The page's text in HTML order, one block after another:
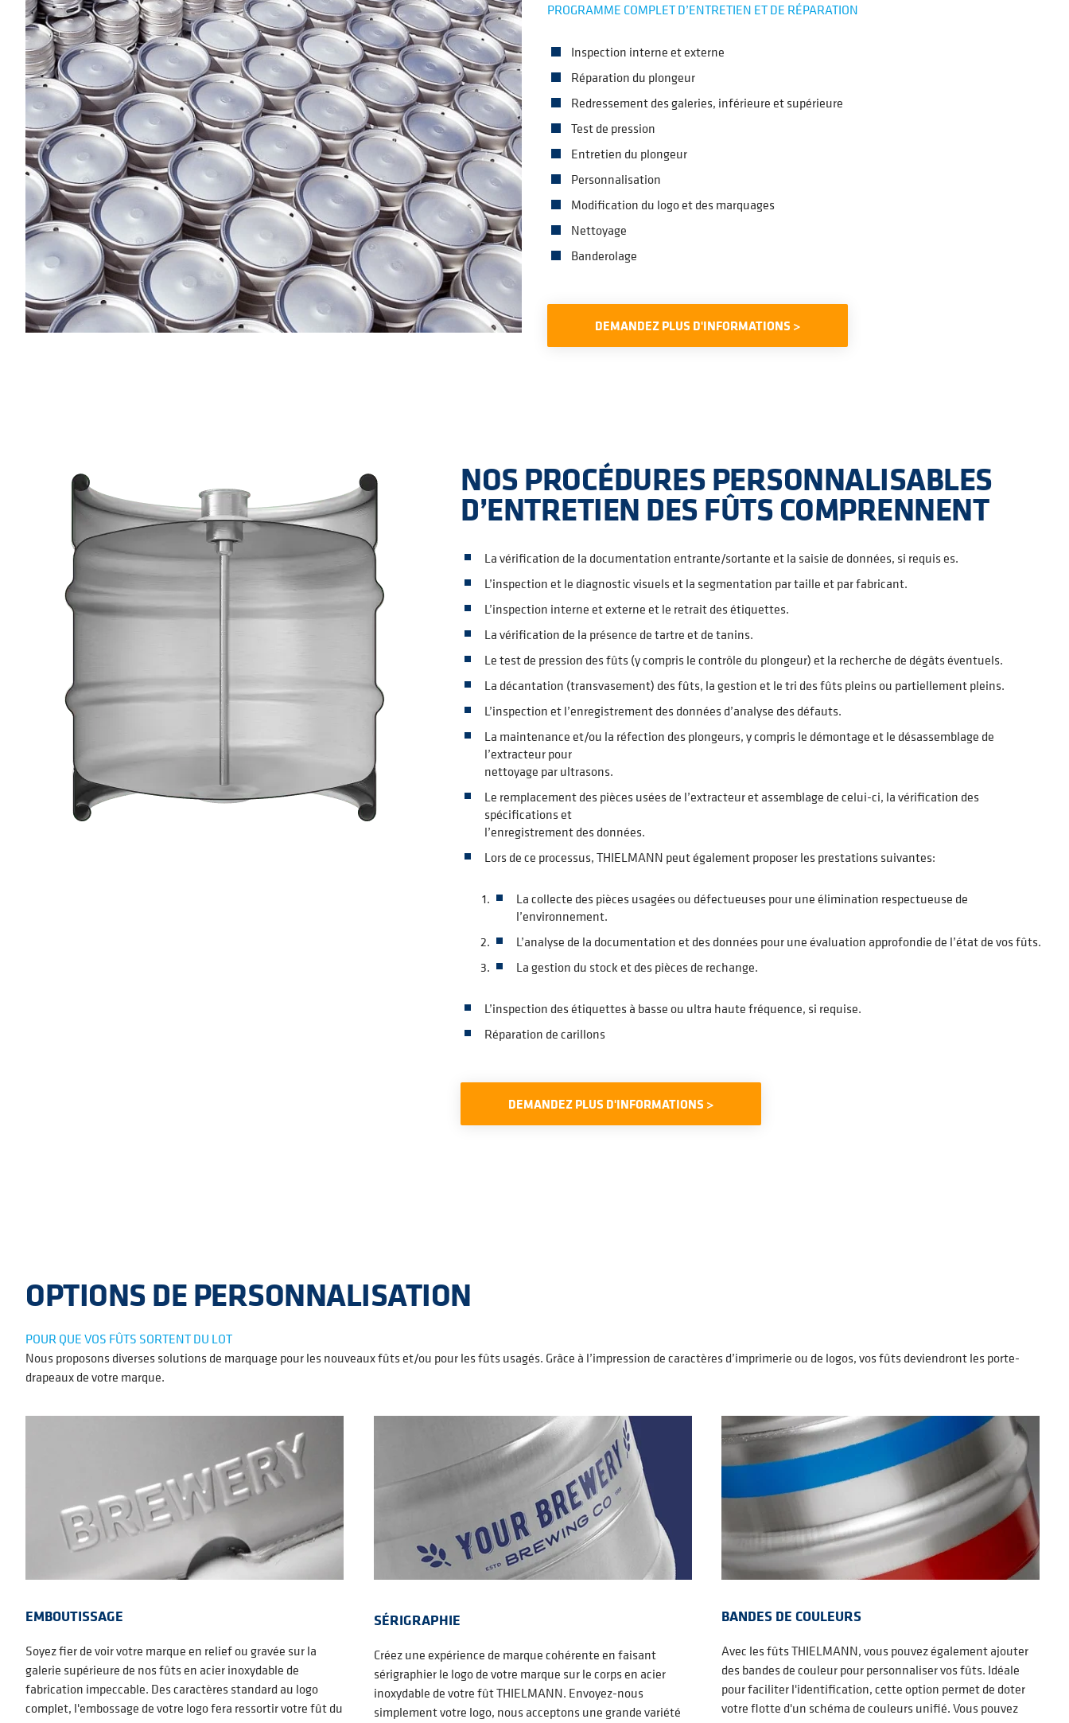
PROGRAMME COMPLET D’ENTRETIEN ET DE RÉPARATION
Inspection interne et externe
Réparation du plongeur
Redressement des galeries, inférieure et supérieure
Test de pression
Entretien du plongeur
Personnalisation
Modification du logo et des marquages
Nettoyage
Banderolage
DEMANDEZ PLUS D'INFORMATIONS >
NOS PROCÉDURES PERSONNALISABLES
D’ENTRETIEN DES FÛTS COMPRENNENT
La vérification de la documentation entrante/sortante et la saisie de données, si requis es.
L’inspection et le diagnostic visuels et la segmentation par taille et par fabricant.
L’inspection interne et externe et le retrait des étiquettes.
La vérification de la présence de tartre et de tanins.
Le test de pression des fûts (y compris le contrôle du plongeur) et la recherche de dégâts éventuels.
La décantation (transvasement) des fûts, la gestion et le tri des fûts pleins ou partiellement pleins.
L’inspection et l’enregistrement des données d’analyse des défauts.
La maintenance et/ou la réfection des plongeurs, y compris le démontage et le désassemblage de
l’extracteur pour
nettoyage par ultrasons.
Le remplacement des pièces usées de l’extracteur et assemblage de celui-ci, la vérification des
spécifications et
l’enregistrement des données.
Lors de ce processus, THIELMANN peut également proposer les prestations suivantes:
La collecte des pièces usagées ou défectueuses pour une élimination respectueuse de
l’environnement.
L’analyse de la documentation et des données pour une évaluation approfondie de l’état de vos fûts.
La gestion du stock et des pièces de rechange.
L’inspection des étiquettes à basse ou ultra haute fréquence, si requise.
Réparation de carillons
DEMANDEZ PLUS D'INFORMATIONS >
OPTIONS DE PERSONNALISATION
POUR QUE VOS FÛTS SORTENT DU LOT
Nous proposons diverses solutions de marquage pour les nouveaux fûts et/ou pour les fûts usagés. Grâce à l’impression de caractères d’imprimerie ou de logos, vos fûts deviendront les porte-
drapeaux de votre marque.
EMBOUTISSAGE
Soyez fier de voir votre marque en relief ou gravée sur la
galerie supérieure de nos fûts en acier inoxydable de
fabrication impeccable. Des caractères standard au logo
complet, l'embossage de votre logo fera ressortir votre fût du
SÉRIGRAPHIE
Créez une expérience de marque cohérente en faisant
sérigraphier le logo de votre marque sur le corps en acier
inoxydable de votre fût THIELMANN. Envoyez-nous
simplement votre logo, nous acceptons une grande variété
BANDES DE COULEURS
Avec les fûts THIELMANN, vous pouvez également ajouter
des bandes de couleur pour personnaliser vos fûts. Idéale
pour faciliter l'identification, cette option permet de doter
votre flotte d'un schéma de couleurs unifié. Vous pouvez